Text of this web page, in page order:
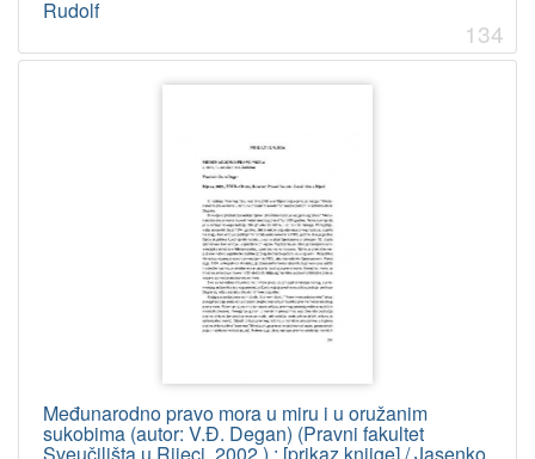
Rudolf
134
Međunarodno pravo mora u miru i u oružanim
sukobima (autor: V.Đ. Degan) (Pravni fakultet